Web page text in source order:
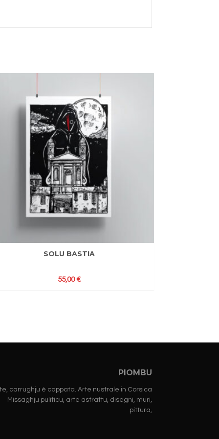
SOLU BASTIA
55,00€
PIOMBU
carrughju è cappata. Arte nustrale in Corsica
Missaghju puliticu, arte astrattu, disegni, muri,
pittura,